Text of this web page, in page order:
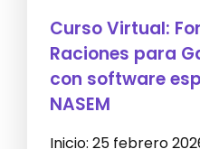
Curso Virtual:
Raciones para
con software
NASEM
Inicio: 25 febrero